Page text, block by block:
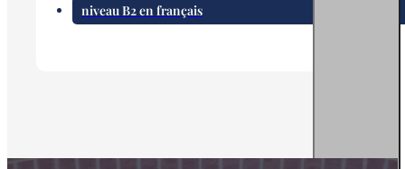
niveau B2 en français